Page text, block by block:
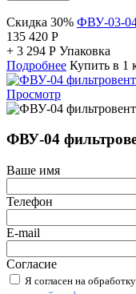
Скидка 30% ФВУ-03-04
135 420 Р
+ 3 294 Р Упаковка
Подробнее Купить в 1
Просмотр
ФВУ-04
Ваше имя
Телефон
E-mail
Согласие
Я согласен на